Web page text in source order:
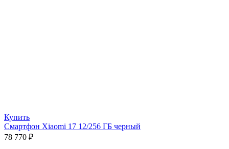
Купить
Смартфон Xiaomi 17 12/256 ГБ черный
78 770 ₽